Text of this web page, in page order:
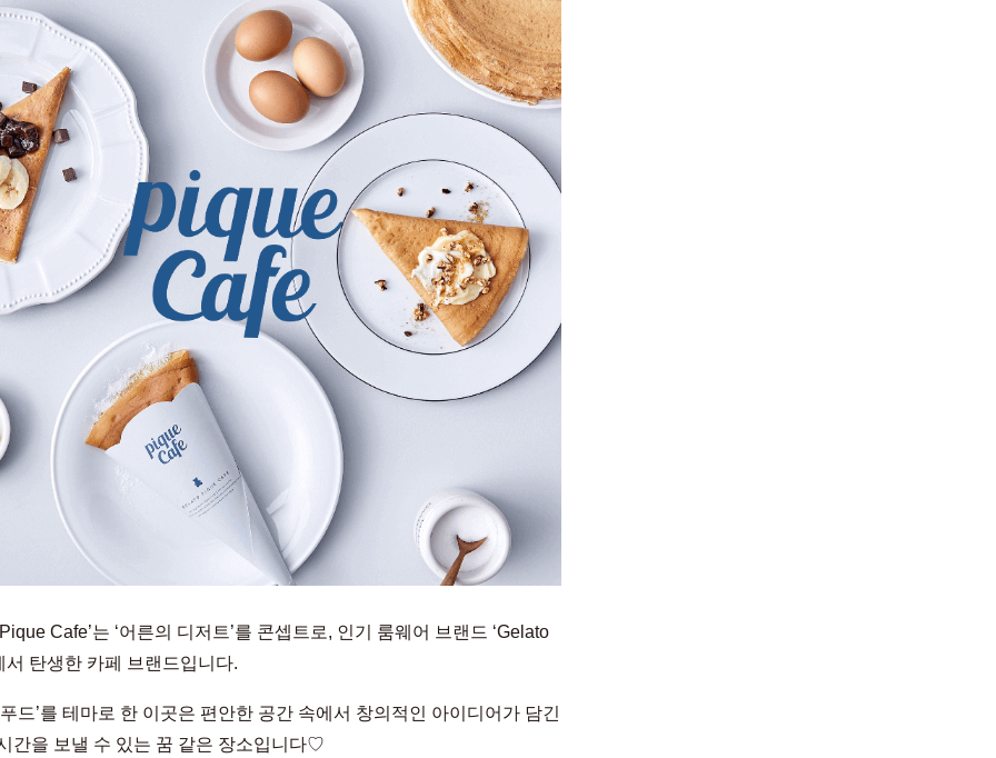
Cafe’는 ‘어른의 디저트’를 콘셉트로, 인기 룸웨어 브랜드 ‘Gelato
서 탄생한 카페 브랜드입니다.
드’를 테마로 한 이곳은 편안한 공간 속에서 창의적인 아이디어가 담긴
간을 보낼 수 있는 꿈 같은 장소입니다♡